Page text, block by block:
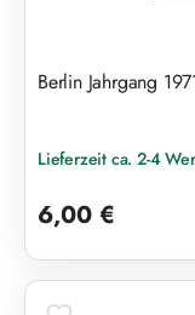
Berlin Jahrgang
Lieferzeit ca. 2-4
6,00 €